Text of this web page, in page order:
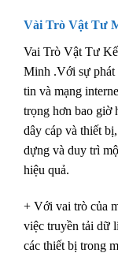
Vài Trò Vật Tư
Vai Trò Vật Tư
Minh .Với sự phát
tin và mạng
trọng hơn bao giờ
dây cáp và thiết
dựng và duy trì
hiệu quả.
+ Với vai trò của
việc truyền tải dữ
các thiết bị trong